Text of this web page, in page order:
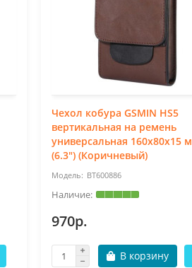
Чехол кобура GSMIN HS5
вертикальная на ремень
универсальная 160x80x15
(6.3") (Коричневый)
BT600886
970р.
В корзину